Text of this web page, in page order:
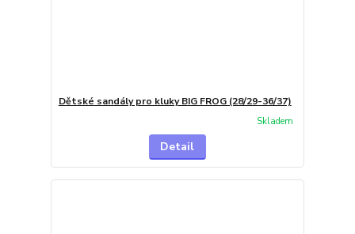
Dětské sandály pro kluky BIG FROG (28/29-36/37)
Skladem
Detail